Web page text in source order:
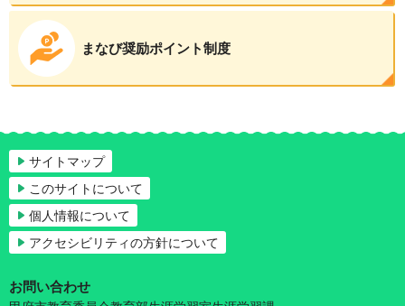
まなび奨励ポイント制度
サイトマップ
このサイトについて
個人情報について
アクセシビリティの方針について
お問い合わせ